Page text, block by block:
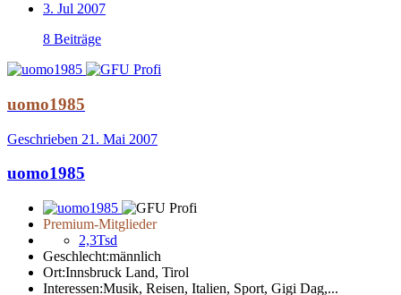
3. Jul 2007
8 Beiträge
uomo1985
Geschrieben 21. Mai 2007
uomo1985
Premium-Mitglieder
2,3Tsd
Geschlecht:männlich
Ort:Innsbruck Land, Tirol
Interessen:Musik, Reisen, Italien, Sport, Gigi Dag,...